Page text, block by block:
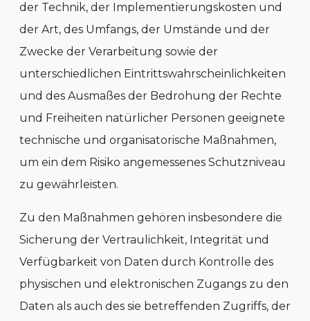
der Technik, der Implementierungskosten und
der Art, des Umfangs, der Umstände und der
Zwecke der Verarbeitung sowie der
unterschiedlichen Eintrittswahrscheinlichkeiten
und des Ausmaßes der Bedrohung der Rechte
und Freiheiten natürlicher Personen geeignete
technische und organisatorische Maßnahmen,
um ein dem Risiko angemessenes Schutzniveau
zu gewährleisten.
Zu den Maßnahmen gehören insbesondere die
Sicherung der Vertraulichkeit, Integrität und
Verfügbarkeit von Daten durch Kontrolle des
physischen und elektronischen Zugangs zu den
Daten als auch des sie betreffenden Zugriffs, der